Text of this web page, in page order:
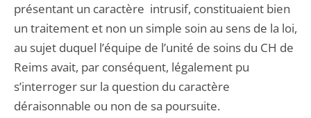
présentant un caractère intrusif, constituaient bien
un traitement et non un simple soin au sens de la loi,
au sujet duquel l’équipe de l’unité de soins du CH de
Reims avait, par conséquent, légalement pu
s’interroger sur la question du caractère
déraisonnable ou non de sa poursuite.